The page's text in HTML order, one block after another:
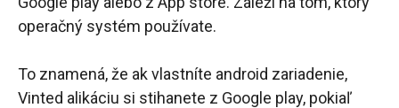
operačný systém používate.
To znamená, že ak vlastníte android zariadenie,
Vinted alikáciu si stihanete z Google play, pokiaľ